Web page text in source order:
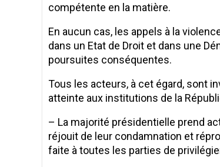
compétente en la matière.
En aucun cas, les appels à la
dans un Etat de Droit et dans une
poursuites conséquentes.
Tous les acteurs, à cet égard, sont
atteinte aux institutions de la
– La majorité présidentielle prend
réjouit de leur condamnation et
faite à toutes les parties de